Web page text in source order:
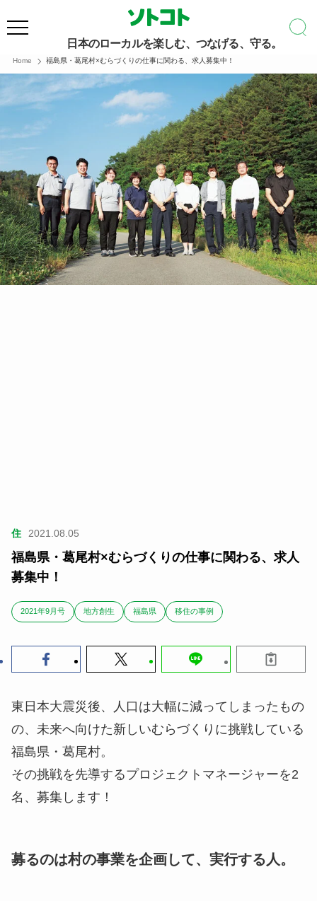
日本のローカルを楽しむ、つなげる、守る。
Home 福島県・葛尾村×むらづくりの仕事に関わる、求人募集中！
住 2021.08.05
福島県・葛尾村×むらづくりの仕事に関わる、求人
募集中！
2021年9月号 地方創生 福島県 移住の事例
東日本大震災後、人口は大幅に減ってしまったもの
の、未来へ向けた新しいむらづくりに挑戦している
福島県・葛尾村。
その挑戦を先導するプロジェクトマネージャーを2
名、募集します！
募るのは村の事業を企画して、実行する人。